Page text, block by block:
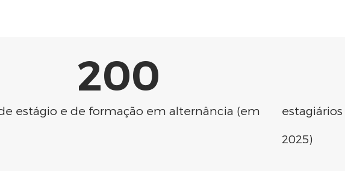
estágio e de formação em alternância (em
200
2025)